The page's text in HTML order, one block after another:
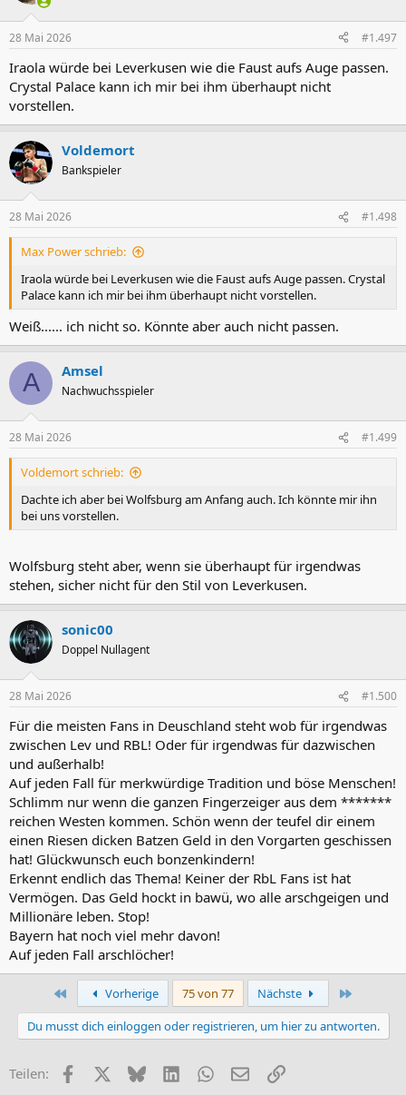
28 Mai 2026 #1.497
Iraola würde bei Leverkusen wie die Faust aufs Auge passen.
Crystal Palace kann ich mir bei ihm überhaupt nicht
vorstellen.
Voldemort
Bankspieler
28 Mai 2026 #1.498
Max Power schrieb:
Iraola würde bei Leverkusen wie die Faust aufs Auge passen. Crystal
Palace kann ich mir bei ihm überhaupt nicht vorstellen.
Weiß...... ich nicht so. Könnte aber auch nicht passen.
A Amsel
Nachwuchsspieler
28 Mai 2026 #1.499
Voldemort schrieb:
Dachte ich aber bei Wolfsburg am Anfang auch. Ich könnte mir ihn
bei uns vorstellen.
Wolfsburg steht aber, wenn sie überhaupt für irgendwas
stehen, sicher nicht für den Stil von Leverkusen.
sonic00
Doppel Nullagent
28 Mai 2026 #1.500
Für die meisten Fans in Deuschland steht wob für irgendwas
zwischen Lev und RBL! Oder für irgendwas für dazwischen
und außerhalb!
Auf jeden Fall für merkwürdige Tradition und böse Menschen!
Schlimm nur wenn die ganzen Fingerzeiger aus dem *******
reichen Westen kommen. Schön wenn der teufel dir einem
einen Riesen dicken Batzen Geld in den Vorgarten geschissen
hat! Glückwunsch euch bonzenkindern!
Erkennt endlich das Thema! Keiner der RbL Fans ist hat
Vermögen. Das Geld hockt in bawü, wo alle arschgeigen und
Millionäre leben. Stop!
Bayern hat noch viel mehr davon!
Auf jeden Fall arschlöcher!
Erste Vorherige 75 von 77 Nächste
Du musst dich einloggen oder registrieren, um hier zu antworten.
Teilen: FacebookX (Twitter)
BlueskyLinkedInWhatsApp
E-MailLink